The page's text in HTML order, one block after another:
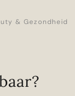
& Gezondheid